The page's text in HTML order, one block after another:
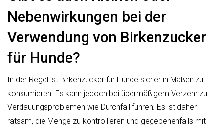
Nebenwirkungen bei der
Verwendung von Birkenzucker
für Hunde?
In der Regel ist Birkenzucker für Hunde sicher in Maßen zu
konsumieren. Es kann jedoch bei übermäßigem Verzehr zu
Verdauungsproblemen wie Durchfall führen. Es ist daher
ratsam, die Menge zu kontrollieren und gegebenenfalls mit